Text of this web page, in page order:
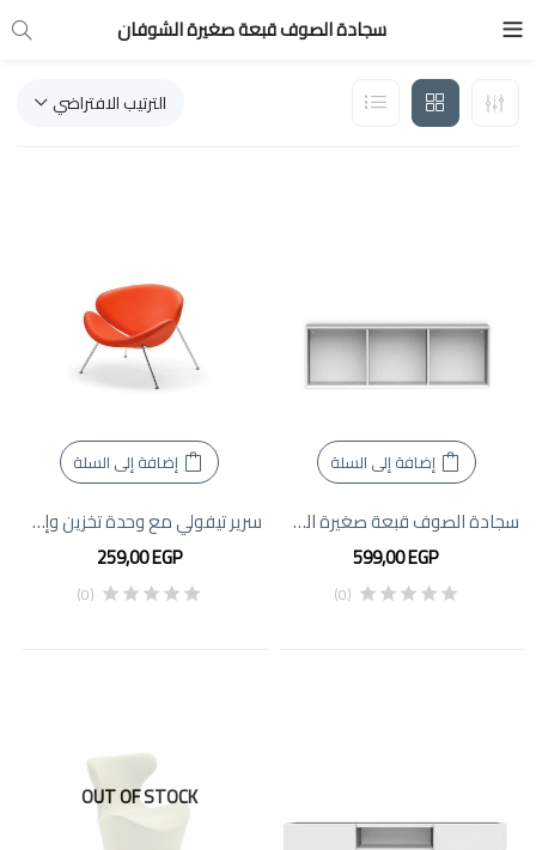
سجادة الصوف قبعة صغيرة الشوفان
الترتيب الافتراضي
إضافة إلى السلة
سجادة الصوف قبعة صغيرة الشوفان
599,00EGP
(0)
إضافة إلى السلة
سرير تيفولي مع وحدة تخزين وإضاءة LED | ألف + دا فري
259,00EGP
(0)
OUT OF STOCK